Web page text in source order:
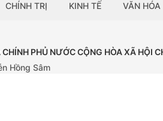
CHÍNH TRỊ KINH TẾ VĂN HÓA
PHỦ NƯỚC CỘNG HÒA XÃ HỘI
Hồng Sâm